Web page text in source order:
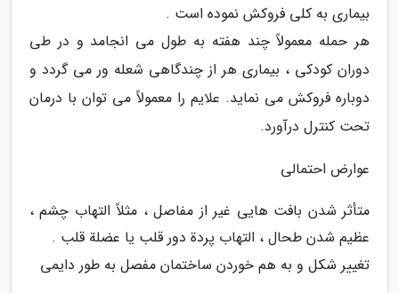
بیماری به کلی فروکش نموده است .
هر حمله معمولاً چند هفته به طول می انجامد و در طی
دوران کودکی ، بیماری هر از چندگاهی شعله ور می گردد و
دوباره فروکش می نماید. علایم را معمولاً می توان با درمان
تحت کنترل درآورد.
عوارض احتمالی
متأثر شدن بافت هایی غیر از مفاصل ، مثلاً التهاب چشم ،
عظیم شدن طحال ، التهاب پردة دور قلب یا عضلة قلب .
تغییر شکل و به هم خوردن ساختمان مفصل به طور دایمی